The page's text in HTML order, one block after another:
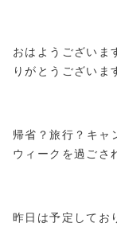
おはようございま
りがとうございま
帰省？旅行？キャ
ウィークを過ごさ
昨日は予定してお